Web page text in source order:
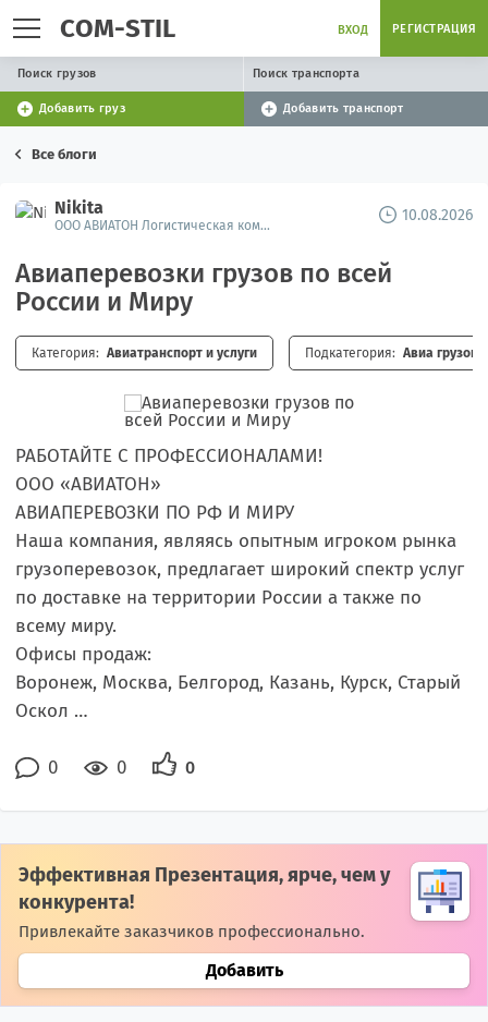
COM-STIL ВХОД РЕГИСТРАЦИЯ
Поиск грузов Поиск транспорта
Добавить груз Добавить транспорт
Все блоги
Nikita
ООО АВИАТОН Логистическая компания
10.08.2026
Авиаперевозки грузов по всей
России и Миру
Категория: Авиатранспорт и услуги Подкатегория: Авиа
РАБОТАЙТЕ С ПРОФЕССИОНАЛАМИ!
ООО «АВИАТОН»
АВИАПЕРЕВОЗКИ ПО РФ И МИРУ
Наша компания, являясь опытным игроком рынка
грузоперевозок, предлагает широкий спектр услуг
по доставке на территории России а также по
всему миру.
Офисы продаж:
Воронеж, Москва, Белгород, Казань, Курск, Старый
Оскол …
0 0 0
Эффективная Презентация, ярче, чем у
конкурента!
Привлекайте заказчиков профессионально.
Добавить